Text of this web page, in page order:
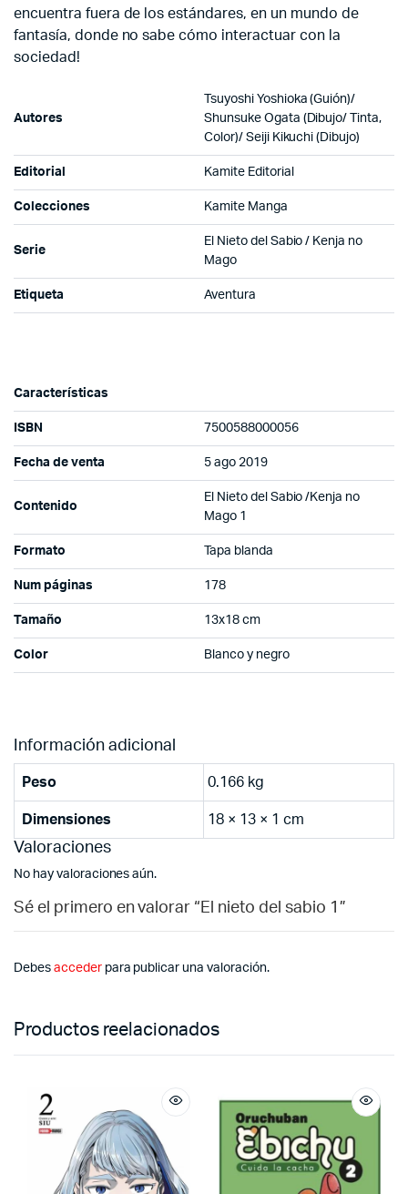
encuentra fuera de los estándares, en un mundo de
fantasía, donde no sabe cómo interactuar con la
sociedad!
Autores
Tsuyoshi Yoshioka (Guión)/
Shunsuke Ogata (Dibujo/ Tinta,
Color)/ Seiji Kikuchi (Dibujo)
Editorial Kamite Editorial
Colecciones Kamite Manga
Serie
El Nieto del Sabio / Kenja no
Mago
Etiqueta Aventura
Características
ISBN 7500588000056
Fecha de venta 5 ago 2019
Contenido
El Nieto del Sabio /Kenja no
Mago 1
Formato Tapa blanda
Num páginas 178
Tamaño 13x18 cm
Color Blanco y negro
Información adicional
Peso 0.166 kg
Dimensiones 18 × 13 × 1 cm
Valoraciones
No hay valoraciones aún.
Sé el primero en valorar “El nieto del sabio 1”
Debes accederpara publicar una valoración.
Productos reelacionados